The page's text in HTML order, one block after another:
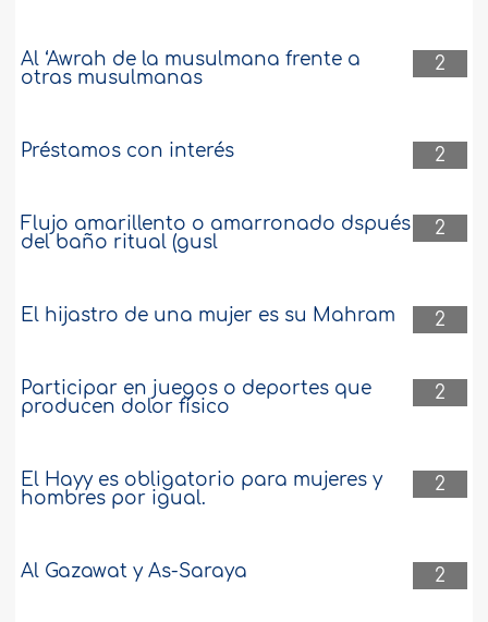
2
Al ‘Awrah de la musulmana frente a
otras musulmanas
2
Préstamos con interés
2
Flujo amarillento o amarronado dspués
del baño ritual (gusl
2
El hijastro de una mujer es su Mahram
2
Participar en juegos o deportes que
producen dolor físico
2
El Hayy es obligatorio para mujeres y
hombres por igual.
2
Al Gazawat y As-Saraya